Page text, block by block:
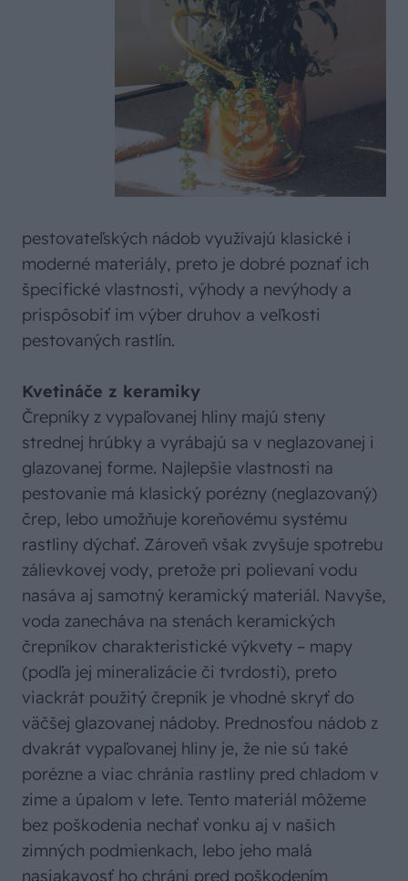
pestovateľských nádob využívajú klasické i
moderné materiály, preto je dobré poznať ich
špecifické vlastnosti, výhody a nevýhody a
prispôsobiť im výber druhov a veľkosti
pestovaných rastlín.
Kvetináče z keramiky
Črepníky z vypaľovanej hliny majú steny
strednej hrúbky a vyrábajú sa v neglazovanej i
glazovanej forme. Najlepšie vlastnosti na
pestovanie má klasický porézny (neglazovaný)
črep, lebo umožňuje koreňovému systému
rastliny dýchať. Zároveň však zvyšuje spotrebu
zálievkovej vody, pretože pri polievaní vodu
nasáva aj samotný keramický materiál. Navyše,
voda zanecháva na stenách keramických
črepníkov charakteristické výkvety – mapy
(po­dľa jej mineralizácie či tvrdosti), preto
viackrát použitý črepník je vhodné skryť do
väčšej glazovanej nádoby. Prednosťou nádob z
dvakrát vypaľovanej hliny je, že nie sú také
porézne a viac chránia rastliny pred chladom v
zime a úpalom v lete. Tento materiál môžeme
bez poškodenia nechať vonku aj v našich
zimných podmienkach, lebo jeho malá
nasiakavosť ho chráni pred poškodením